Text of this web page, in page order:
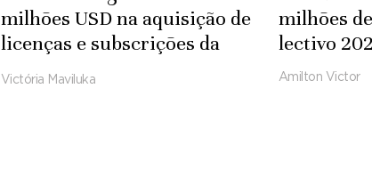
milhões USD na aquisição de
licenças e subscrições da
Microsoft
Victória Maviluka
milhões
lectivo
Amilton Victor